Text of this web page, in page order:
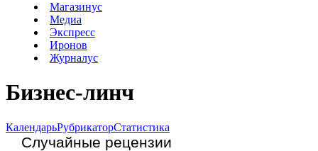
Магазинус
Медиа
Экспресс
Иронов
Журналус
Бизнес-линч
КалендарьРубрикаторСтатистика
Случайные рецензии